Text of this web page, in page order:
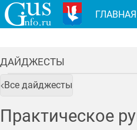
ДАЙДЖЕСТЫ
Все дайджесты
Практическое
ГЛАВНАЯ